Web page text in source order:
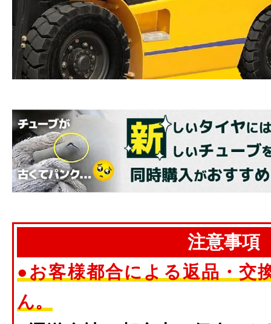
注意事項
●お客様都合による返品・交
ん。